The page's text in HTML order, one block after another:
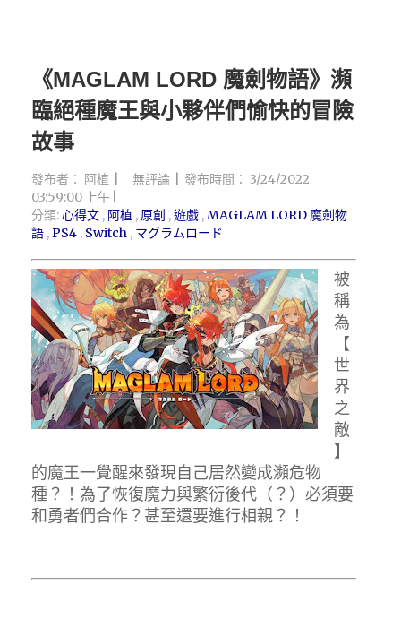
《MAGLAM LORD 魔劍物語》瀕
臨絕種魔王與小夥伴們愉快的冒險
故事
發布者： 阿植 無評論 發布時間： 3/24/2022
03:59:00 上午
分類:心得文 , 阿植 , 原創 ,遊戲 ,MAGLAM LORD 魔劍物
語 ,PS4 , Switch , マグラムロード
被
稱
為
【
世
界
之
敵
】
的魔王一覺醒來發現自己居然變成瀕危物
種？！為了恢復魔力與繁衍後代（？）必須要
和勇者們合作？甚至還要進行相親？！